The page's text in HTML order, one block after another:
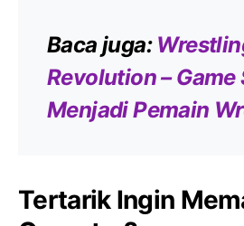
Baca juga:
Revolution – Game
Menjadi Pemain
Tertarik Ingin